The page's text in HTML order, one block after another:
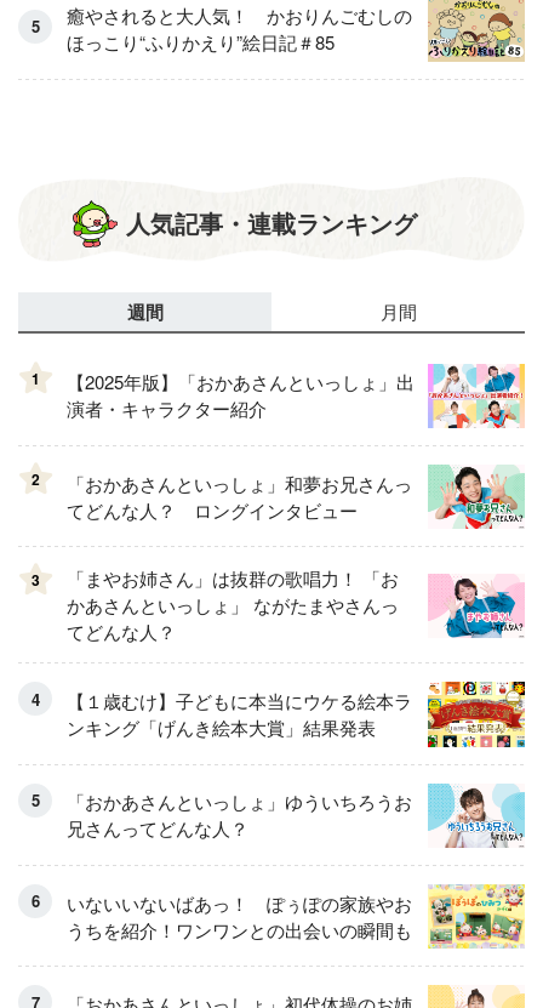
癒やされると大人気！ かおりんごむしの
ほっこり“ふりかえり”絵日記＃85
人気記事・連載ランキング
週間 月間
1
【2025年版】「おかあさんといっしょ」出
演者・キャラクター紹介
2
「おかあさんといっしょ」和夢お兄さんっ
てどんな人？ ロングインタビュー
3
「まやお姉さん」は抜群の歌唱力！ 「お
かあさんといっしょ」 ながたまやさんっ
てどんな人？
【１歳むけ】子どもに本当にウケる絵本ラ
ンキング「げんき絵本大賞」結果発表
「おかあさんといっしょ」ゆういちろうお
兄さんってどんな人？
いないいないばあっ！ ぽぅぽの家族やお
うちを紹介！ワンワンとの出会いの瞬間も